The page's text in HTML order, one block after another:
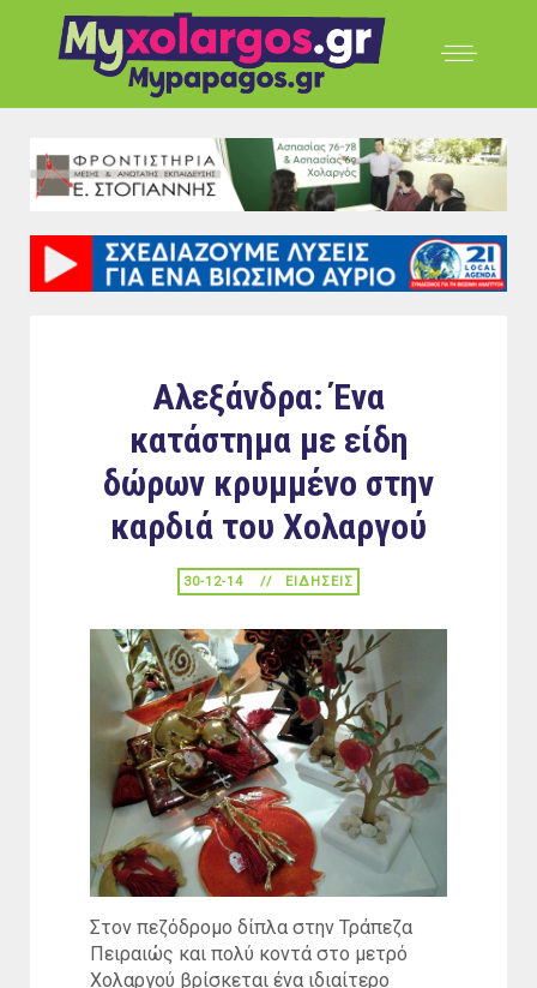
Αλεξάνδρα: Ένα
κατάστημα με είδη
δώρων κρυμμένο στην
καρδιά του Χολαργού
30-12-14 ΕΙΔΉΣΕΙΣ
Στον πεζόδρομο δίπλα στην Τράπεζα
Πειραιώς και πολύ κοντά στο μετρό
Χολαργού βρίσκεται ένα ιδιαίτερο